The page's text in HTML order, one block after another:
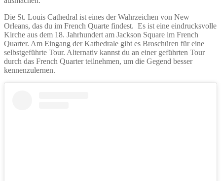
Die St. Louis Cathedral ist eines der Wahrzeichen von New
Orleans, das du im French Quarte findest. Es ist eine eindrucksvolle
Kirche aus dem 18. Jahrhundert am Jackson Square im French
Quarter. Am Eingang der Kathedrale gibt es Broschüren für eine
selbstgeführte Tour. Alternativ kannst du an einer geführten Tour
durch das French Quarter teilnehmen, um die Gegend besser
kennenzulernen.